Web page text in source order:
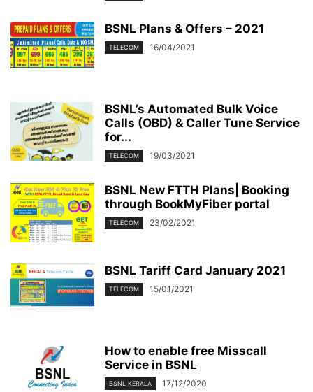
BSNL Plans & Offers – 2021
TELECOM 16/04/2021
BSNL’s Automated Bulk Voice
Calls (OBD) & Caller Tune Service
for...
TELECOM 19/03/2021
BSNL New FTTH Plans| Booking
through BookMyFiber portal
TELECOM 23/02/2021
BSNL Tariff Card January 2021
TELECOM 15/01/2021
How to enable free Misscall
Service in BSNL
BSNL KERALA 17/12/2020